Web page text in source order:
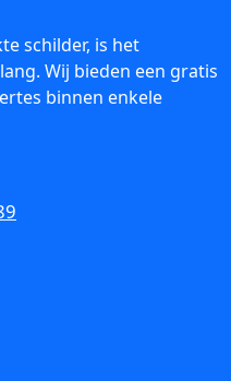
schilder, is het
Wij bieden een gratis
binnen enkele